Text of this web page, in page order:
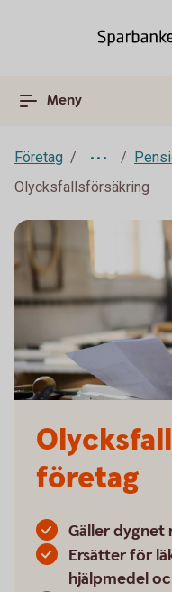
Meny
Företag
Olycksfallsförsäkring
företag
Gäller dygnet
Ersätter för
hjälpmedel